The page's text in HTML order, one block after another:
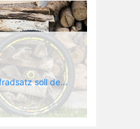
Deemax DH Der neue Laufradsatz soll den veränderten Ansprüchen im Downhill Einsatz gerecht werden: die Geschwindigkeiten werden immer höher, die Kräfte, die aufs Material wirken ebenfalls. Damit steigen natürlich auch die Ansprüche der Fahrer ans Material. Das einzige, was eventuell niedriger wird, ist der Reifendruck. Somit ergibt sich der Anforderungskatalog an das Deemax-Update. Hier ist das Ergebnis: - der Laufradsatz bekam eine neue Felge mit 28 mm Innenbreite. Laut Scott Sharples ist das der beste Kompromiss aus Stabilität, Gewicht und Steifigkeit, vor allem aber passt diese Breite am besten zu den Reifen, die aktuell auf dem Markt sind und im Renneinsatz gefahren werden. Es gehe auch breite und schmaler, 28 mm hätten sich aber im Test als Optimum herausgestellt. - mit einem 4D-Fertigungsprozess wurde die Materialverteilung optimiert: Stabilität dort, wo sie erforderlich ist, Gewichtsersparnis da, wo es Sinn macht. Somit gibt Mavic eine GGewichtsersparnis von 15 % an, ohne an Stabilität einzubüßen - neue, ultraleichte „double butted“ Speichen und ein super effizienter Freilauf - Mavics bewährtes UST System für perfekte Kompatibilität mit Tubeless Reifen - Gewicht (Laufradset): 1944 g)